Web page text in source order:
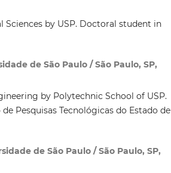
Sciences by USP. Doctoral student in
de São Paulo / São Paulo, SP,
by Polytechnic School of USP.
Pesquisas Tecnológicas do Estado de
de São Paulo / São Paulo, SP,